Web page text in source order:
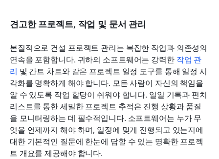
견고한 프로젝트, 작업 및 문서 관리
본질적으로 건설 프로젝트 관리는 복잡한 작업과 의존성의
연속을 포함합니다. 귀하의 소프트웨어는 강력한 작업 관
리 및 간트 차트와 같은 프로젝트 일정 도구를 통해 일정 시
각화를 명확하게 해야 합니다. 모든 사람이 자신의 책임을
알 수 있도록 작업 할당이 쉬워야 합니다. 일일 기록과 펀치
리스트를 통한 세밀한 프로젝트 추적은 진행 상황과 품질
을 모니터링하는 데 필수적입니다. 소프트웨어는 누가 무
엇을 언제까지 해야 하며, 일정에 맞게 진행되고 있는지에
대한 기본적인 질문에 한눈에 답할 수 있는 명확한 프로젝
트 개요를 제공해야 합니다.